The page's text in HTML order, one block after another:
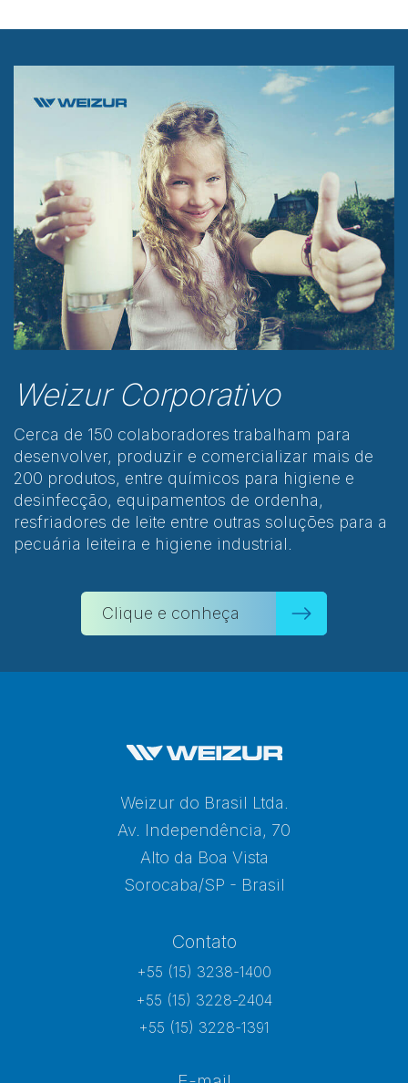
Weizur Corporativo
Cerca de 150 colaboradores trabalham para
desenvolver, produzir e comercializar mais de
200 produtos, entre químicos para higiene e
desinfecção, equipamentos de ordenha,
resfriadores de leite entre outras soluções para a
pecuária leiteira e higiene industrial.
Clique e conheça
Weizur do Brasil Ltda.
Av. Independência, 70
Alto da Boa Vista
Sorocaba/SP - Brasil
Contato
+55 (15) 3238-1400
+55 (15) 3228-2404
+55 (15) 3228-1391